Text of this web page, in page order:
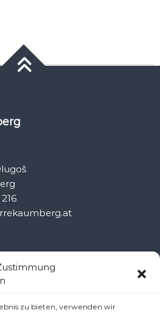
zu bieten, verwenden wir